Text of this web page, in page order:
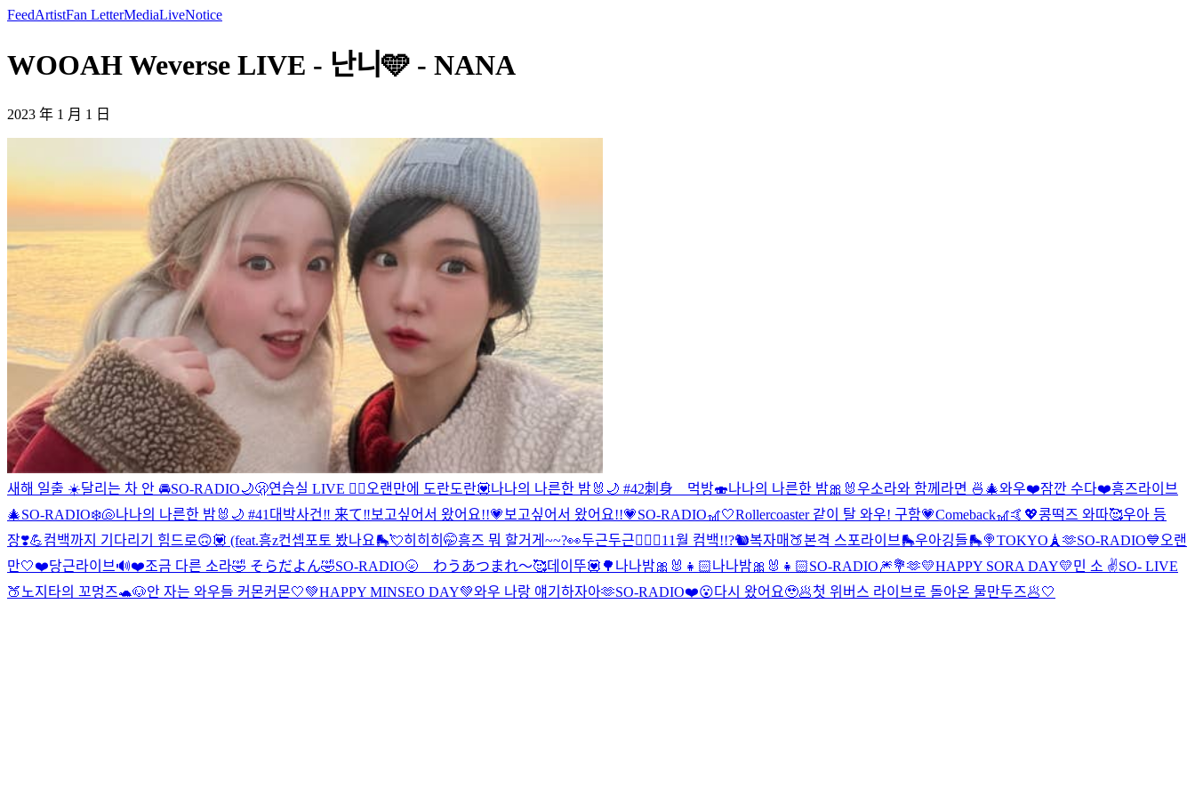
FeedArtistFan LetterMediaLiveNotice
WOOAH Weverse LIVE - 난니🩵 - NANA
2023 年 1 月 1 日
새해 일출 ☀️달리는 차 안 🚘SO-RADIO🌙🫢연습실 LIVE ❤️‍🔥 오랜만에 도란도란💟나나의 나른한 밤🐰🌙 #42刺身 먹방🍣나나의 나른한 밤🎀🐰우소라와 함께라면 🍜🎄와우❤️잠깐 수다❤️흥즈라이브
🎄SO-RADIO❄️🐚나나의 나른한 밤🐰🌙 #41 대박사건‼️ 来て‼️보고싶어서 왔어요!!💗 보고싶어서 왔어요!!💗SO-RADIO🎢🤍Rollercoaster 같이 탈 와우! 구함💗Comeback🎢🤙💖콩떡즈 와따🥰우아 등
장❣️💪컴백까지 기다리기 힘드로🙃💟 (feat.흥z컨셉포토 봤나요🛼💘히히히🤭흥즈 뭐 할거게~~?👀두근두근❤️‍🔥 🐢11월 컴백!!?🐿복자매🍑본격 스포라이브🛼우아깅들🛼🍭TOKYO🗼🫶SO-RADIO💙 오랜
만🤍❤️당근라이브🔊❤️조금 다른 소라🤣 そらだよん🤣SO-RADIO🌝 わうあつまれ〜🥰데이뚜💟🌳 나나밤🎀🐰👧🏻나나밤🎀🐰👧🏻SO-RADIO🎆💐🫶💛HAPPY SORA DAY💛민 소 ✌️SO- LIVE
🍑 노지타의 꼬멍즈🐢🐶안 자는 와우들 커몬커몬🤍💚HAPPY MINSEO DAY💚와우 나랑 얘기하자아🫶SO-RADIO❤️😮다시 왔어요🥹🥟첫 위버스 라이브로 돌아온 물만두즈🥟🤍